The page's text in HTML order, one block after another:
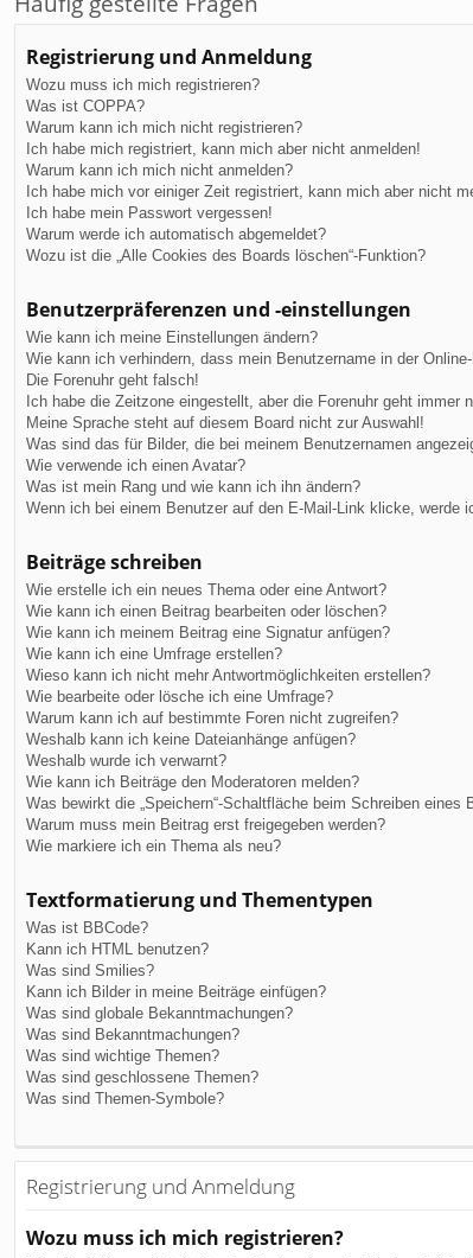
Registrierung und Anmeldung
Wozu muss ich mich registrieren?
Was ist COPPA?
Warum kann ich mich nicht registrieren?
Ich habe mich registriert, kann mich aber nicht anmelden!
Warum kann ich mich nicht anmelden?
Ich habe mich vor einiger Zeit registriert, kann mich aber nicht
Ich habe mein Passwort vergessen!
Warum werde ich automatisch abgemeldet?
Wozu ist die „Alle Cookies des Boards löschen“-Funktion?
Benutzerpräferenzen und -einstellungen
Wie kann ich meine Einstellungen ändern?
Wie kann ich verhindern, dass mein Benutzername in der
Die Forenuhr geht falsch!
Ich habe die Zeitzone eingestellt, aber die Forenuhr geht immer
Meine Sprache steht auf diesem Board nicht zur Auswahl!
Was sind das für Bilder, die bei meinem Benutzernamen
Wie verwende ich einen Avatar?
Was ist mein Rang und wie kann ich ihn ändern?
Wenn ich bei einem Benutzer auf den E-Mail-Link klicke, werde
Beiträge schreiben
Wie erstelle ich ein neues Thema oder eine Antwort?
Wie kann ich einen Beitrag bearbeiten oder löschen?
Wie kann ich meinem Beitrag eine Signatur anfügen?
Wie kann ich eine Umfrage erstellen?
Wieso kann ich nicht mehr Antwortmöglichkeiten erstellen?
Wie bearbeite oder lösche ich eine Umfrage?
Warum kann ich auf bestimmte Foren nicht zugreifen?
Weshalb kann ich keine Dateianhänge anfügen?
Weshalb wurde ich verwarnt?
Wie kann ich Beiträge den Moderatoren melden?
Was bewirkt die „Speichern“-Schaltfläche beim Schreiben eines
Warum muss mein Beitrag erst freigegeben werden?
Wie markiere ich ein Thema als neu?
Textformatierung und Thementypen
Was ist BBCode?
Kann ich HTML benutzen?
Was sind Smilies?
Kann ich Bilder in meine Beiträge einfügen?
Was sind globale Bekanntmachungen?
Was sind Bekanntmachungen?
Was sind wichtige Themen?
Was sind geschlossene Themen?
Was sind Themen-Symbole?
Registrierung und Anmeldung
Wozu muss ich mich registrieren?